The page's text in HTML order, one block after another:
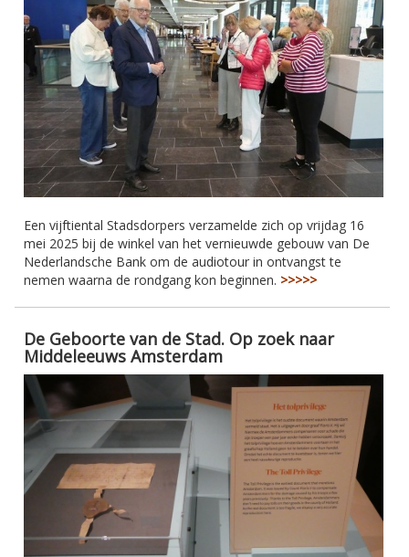
Een vijftiental Stadsdorpers verzamelde zich op vrijdag 16
mei 2025 bij de winkel van het vernieuwde gebouw van De
Nederlandsche Bank om de audiotour in ontvangst te
nemen waarna de rondgang kon beginnen. >>>>>
De Geboorte van de Stad. Op zoek naar
Middeleeuws Amsterdam